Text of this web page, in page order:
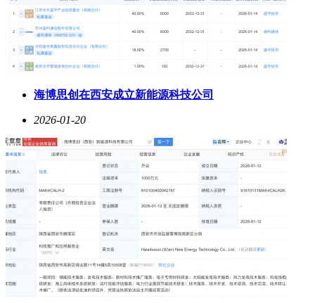
海博思创在西安成立新能源科技公司
2026-01-20